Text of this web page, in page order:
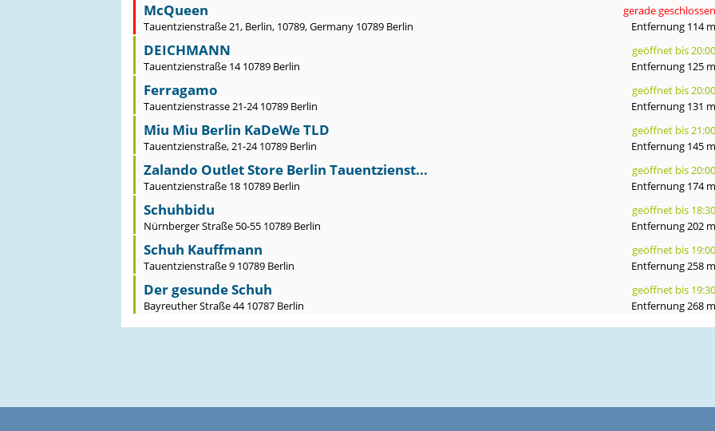
McQueen
gerade geschlossen
Tauentzienstraße 21, Berlin, 10789, Germany 10789 Berlin
Entfernung 114 m
DEICHMANN
geöffnet bis 20:00
Tauentzienstraße 14 10789 Berlin
Entfernung 125 m
Ferragamo
geöffnet bis 20:00
Tauentzienstrasse 21-24 10789 Berlin
Entfernung 131 m
Miu Miu Berlin KaDeWe TLD
geöffnet bis 21:00
Tauentzienstraße, 21-24 10789 Berlin
Entfernung 145 m
Zalando Outlet Store Berlin Tauentzienst...
geöffnet bis 20:00
Tauentzienstraße 18 10789 Berlin
Entfernung 174 m
Schuhbidu
geöffnet bis 18:30
Nürnberger Straße 50-55 10789 Berlin
Entfernung 202 m
Schuh Kauffmann
geöffnet bis 19:00
Tauentzienstraße 9 10789 Berlin
Entfernung 258 m
Der gesunde Schuh
geöffnet bis 19:30
Bayreuther Straße 44 10787 Berlin
Entfernung 268 m